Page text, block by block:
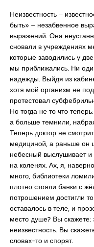
Неизвестность ‒
быть» ‒ незабвенное
выражений. Она
сновали в учреждениях
которые заводились у
мы приближались. Ни
надежды. Выйдя из
хотя мой организм не
протестовал
Но тогда не то что
а больше темнили,
Теперь доктор не
медициной, а раньше он
небесный выслушивает
на коленях. Ах, я,
много, библиотеки
плотно стояли банки с
потрошением достигли
оставалось в теле, и
место душе? Вы скажете:
неизвестность. Вы
словах-то и спорят.